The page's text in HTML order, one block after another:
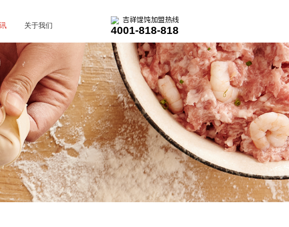
关于我们
吉祥馄饨加盟热线
4001-818-818